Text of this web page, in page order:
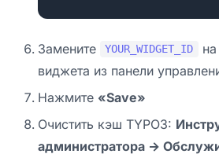
Замените YOUR_WIDGET_ID
виджета из панели
Нажмите «Save»
Очистить кэш TYPO3:
администратора →